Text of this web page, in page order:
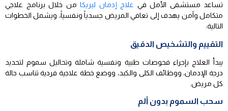
تساعد مستشفى الأمل في علاج إدمان ليريكا من خلال برنامج علاجي
متكامل وآمن يهدف إلى تعافي المريض جسدياً ونفسياً، ويشمل الخطوات
التالية:
التقييم والتشخيص الدقيق
يبدأ العلاج بإجراء فحوصات طبية ونفسية شاملة وتحاليل سموم لتحديد
درجة الإدمان، ووظائف الكلى والكبد، ووضع خطة علاجية فردية تناسب حالة
كل مريض.
سحب السموم بدون ألم